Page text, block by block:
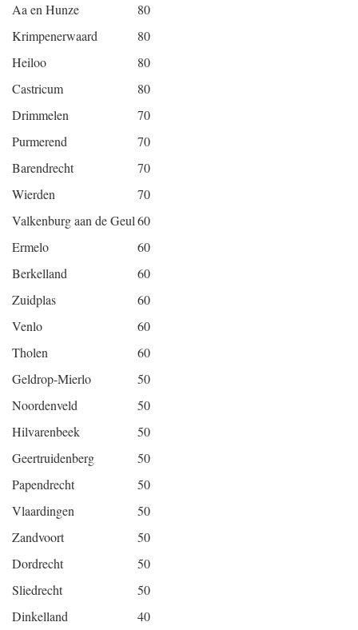
Aa en Hunze
80
Krimpenerwaard
80
Heiloo
80
Castricum
80
Drimmelen
70
Purmerend
70
Barendrecht
70
Wierden
70
Valkenburg aan de Geul60
Ermelo
60
Berkelland
60
Zuidplas
60
Venlo
60
Tholen
60
Geldrop-Mierlo
50
Noordenveld
50
Hilvarenbeek
50
Geertruidenberg
50
Papendrecht
50
Vlaardingen
50
Zandvoort
50
Dordrecht
50
Sliedrecht
50
Dinkelland
40